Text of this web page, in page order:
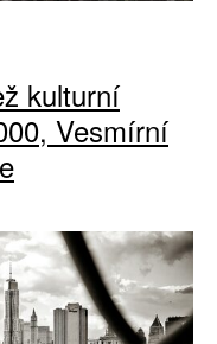
kulturní
Vesmírní